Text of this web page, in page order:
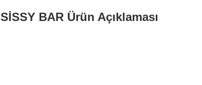
SİSSY BAR Ürün Açıklaması